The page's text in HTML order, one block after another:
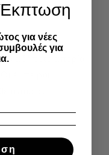
κάθε
απορία
έμπειροι
απορία.
για νέες
για